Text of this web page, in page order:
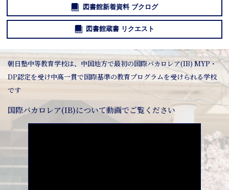
図書館新着資料 ブクログ
図書館蔵書 リクエスト
朝日塾中等教育学校は、中国地方で最初の国際バカロレア(IB) MYP・
DP認定を受け中高一貫で国際基準の教育プログラムを受けられる学校
です
国際バカロレア(IB)について動画でご覧ください